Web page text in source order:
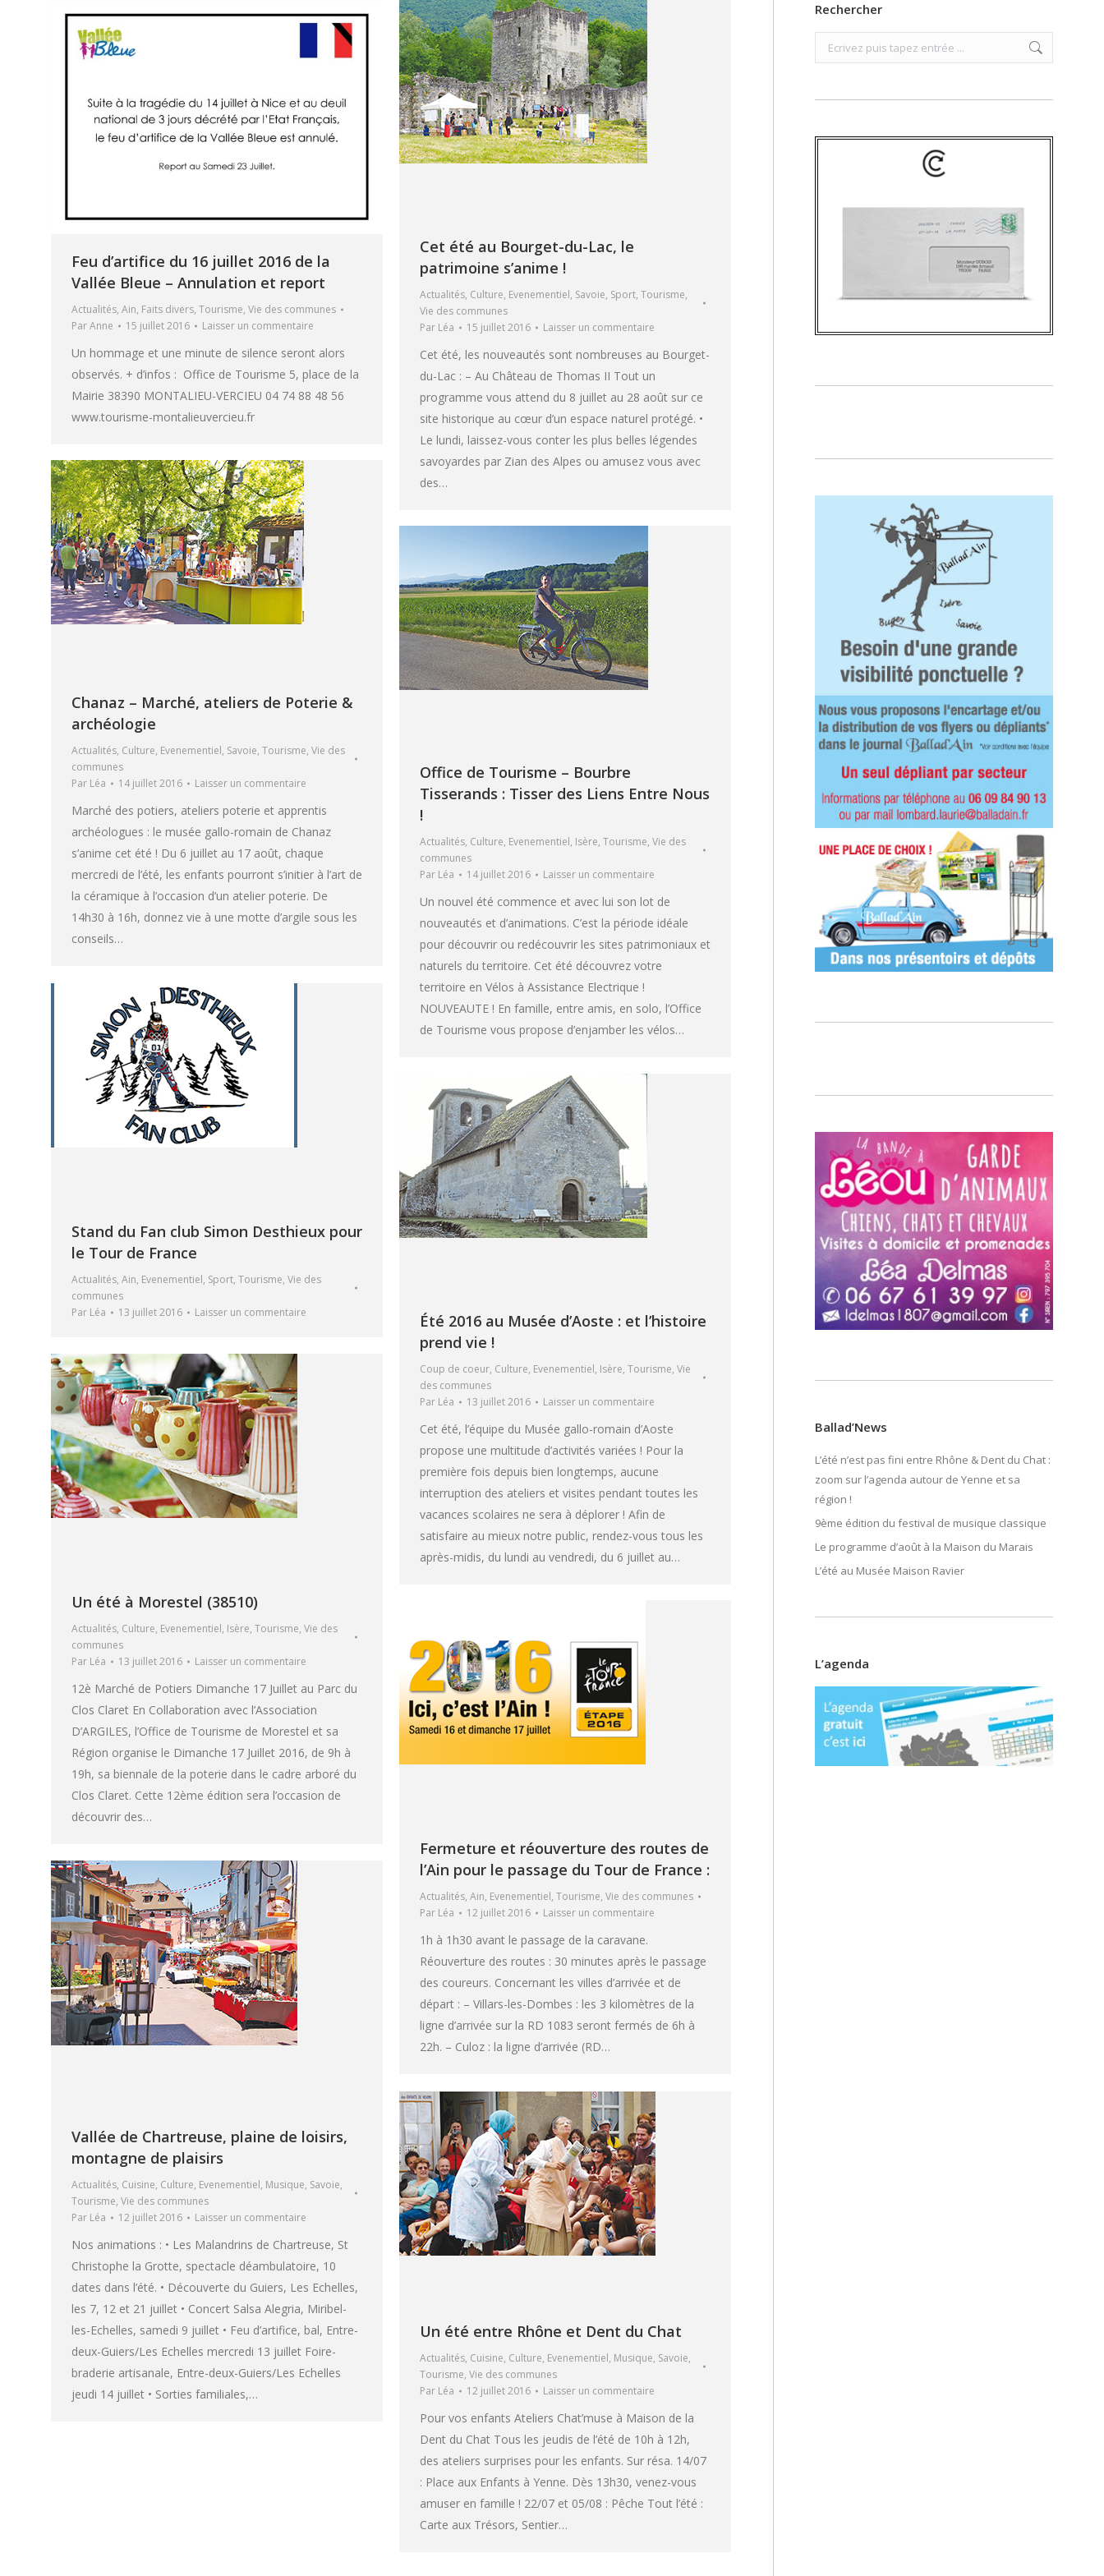
Feu d’artifice du 16 juillet 2016 de la
Vallée Bleue – Annulation et report
Actualités, Ain, Faits divers, Tourisme, Vie des communes
ParAnne 15 juillet 2016 Laisser un commentaire
Un hommage et une minute de silence seront alors
observés. + d’infos : Office de Tourisme 5, place de la
Mairie 38390 MONTALIEU-VERCIEU 04 74 88 48 56
www.tourisme-montalieuvercieu.fr
Cet été au Bourget-du-Lac, le
patrimoine s’anime !
Actualités, Culture, Evenementiel, Savoie, Sport, Tourisme,
Vie des communes
Par Léa 15 juillet 2016 Laisser un commentaire
Cet été, les nouveautés sont nombreuses au Bourget-
du-Lac : – Au Château de Thomas II Tout un
programme vous attend du 8 juillet au 28 août sur ce
site historique au cœur d’un espace naturel protégé. •
Le lundi, laissez-vous conter les plus belles légendes
savoyardes par Zian des Alpes ou amusez vous avec
des…
Chanaz – Marché, ateliers de Poterie &
archéologie
Actualités, Culture, Evenementiel, Savoie, Tourisme, Vie des
communes
Par Léa 14 juillet 2016 Laisser un commentaire
Marché des potiers, ateliers poterie et apprentis
archéologues : le musée gallo-romain de Chanaz
s’anime cet été ! Du 6 juillet au 17 août, chaque
mercredi de l’été, les enfants pourront s’initier à l’art de
la céramique à l’occasion d’un atelier poterie. De
14h30 à 16h, donnez vie à une motte d’argile sous les
conseils…
Office de Tourisme – Bourbre
Tisserands : Tisser des Liens Entre Nous
!
Actualités, Culture, Evenementiel, Isère, Tourisme, Vie des
communes
Par Léa 14 juillet 2016 Laisser un commentaire
Un nouvel été commence et avec lui son lot de
nouveautés et d’animations. C’est la période idéale
pour découvrir ou redécouvrir les sites patrimoniaux et
naturels du territoire. Cet été découvrez votre
territoire en Vélos à Assistance Electrique !
NOUVEAUTE ! En famille, entre amis, en solo, l’Office
de Tourisme vous propose d’enjamber les vélos…
Stand du Fan club Simon Desthieux pour
le Tour de France
Actualités, Ain, Evenementiel, Sport, Tourisme, Vie des
communes
Par Léa 13 juillet 2016 Laisser un commentaire
Été 2016 au Musée d’Aoste : et l’histoire
prend vie !
Coup de coeur, Culture, Evenementiel, Isère, Tourisme, Vie
des communes
Par Léa 13 juillet 2016 Laisser un commentaire
Cet été, l’équipe du Musée gallo-romain d’Aoste
propose une multitude d’activités variées ! Pour la
première fois depuis bien longtemps, aucune
interruption des ateliers et visites pendant toutes les
vacances scolaires ne sera à déplorer ! Afin de
satisfaire au mieux notre public, rendez-vous tous les
après-midis, du lundi au vendredi, du 6 juillet au…
Un été à Morestel (38510)
Actualités, Culture, Evenementiel, Isère, Tourisme, Vie des
communes
Par Léa 13 juillet 2016 Laisser un commentaire
12è Marché de Potiers Dimanche 17 Juillet au Parc du
Clos Claret En Collaboration avec l’Association
D’ARGILES, l’Office de Tourisme de Morestel et sa
Région organise le Dimanche 17 Juillet 2016, de 9h à
19h, sa biennale de la poterie dans le cadre arboré du
Clos Claret. Cette 12ème édition sera l’occasion de
découvrir des…
Fermeture et réouverture des routes de
l’Ain pour le passage du Tour de France :
Actualités, Ain, Evenementiel, Tourisme, Vie des communes
Par Léa 12 juillet 2016 Laisser un commentaire
1h à 1h30 avant le passage de la caravane.
Réouverture des routes : 30 minutes après le passage
des coureurs. Concernant les villes d’arrivée et de
départ : – Villars-les-Dombes : les 3 kilomètres de la
ligne d’arrivée sur la RD 1083 seront fermés de 6h à
22h. – Culoz : la ligne d’arrivée (RD…
Vallée de Chartreuse, plaine de loisirs,
montagne de plaisirs
Actualités, Cuisine, Culture, Evenementiel, Musique, Savoie,
Tourisme, Vie des communes
Par Léa 12 juillet 2016 Laisser un commentaire
Nos animations : • Les Malandrins de Chartreuse, St
Christophe la Grotte, spectacle déambulatoire, 10
dates dans l’été. • Découverte du Guiers, Les Echelles,
les 7, 12 et 21 juillet • Concert Salsa Alegria, Miribel-
les-Echelles, samedi 9 juillet • Feu d’artifice, bal, Entre-
deux-Guiers/Les Echelles mercredi 13 juillet Foire-
braderie artisanale, Entre-deux-Guiers/Les Echelles
jeudi 14 juillet • Sorties familiales,…
Un été entre Rhône et Dent du Chat
Actualités, Cuisine, Culture, Evenementiel, Musique, Savoie,
Tourisme, Vie des communes
Par Léa 12 juillet 2016 Laisser un commentaire
Pour vos enfants Ateliers Chat’muse à Maison de la
Dent du Chat Tous les jeudis de l’été de 10h à 12h,
des ateliers surprises pour les enfants. Sur résa. 14/07
: Place aux Enfants à Yenne. Dès 13h30, venez-vous
amuser en famille ! 22/07 et 05/08 : Pêche Tout l’été :
Carte aux Trésors, Sentier…
Rechercher
Search:
Ballad’News
L’été n’est pas fini entre Rhône & Dent du Chat :
zoom sur l’agenda autour de Yenne et sa
région !
9ème édition du festival de musique classique
Le programme d’août à la Maison du Marais
L’été au Musée Maison Ravier
L’agenda